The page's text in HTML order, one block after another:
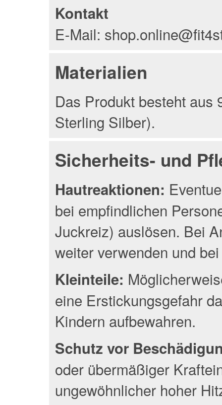
Kontakt
E-Mail:
Materialien
Das Produkt besteht aus
Sterling Silber).
Sicherheits- und
Hautreaktionen:
bei empfindlichen
Juckreiz) auslösen. Bei
weiter verwenden und
Kleinteile:
eine Erstickungsgefahr
Kindern aufbewahren.
Schutz vor
oder übermäßiger
ungewöhnlicher hoher